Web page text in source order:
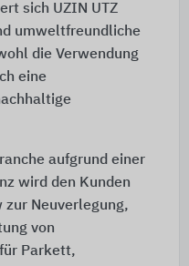
sich UZIN UTZ
umweltfreundliche
die Verwendung
eine
aufgrund einer
wird den Kunden
zur Neuverlegung,
von
Parkett,